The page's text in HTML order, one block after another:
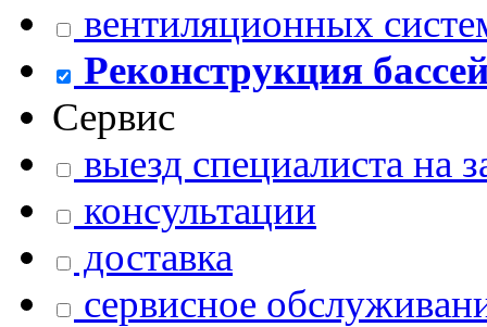
вентиляционных
Реконструкция
Сервис
выезд специалиста на
консультации
доставка
сервисное